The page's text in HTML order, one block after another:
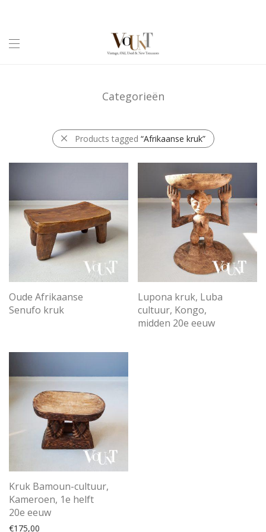
Categorieën
Products tagged “Afrikaanse kruk”
Oude Afrikaanse
Senufo kruk
Lupona kruk, Luba
cultuur, Kongo,
midden 20e eeuw
Kruk Bamoun-cultuur,
Kameroen, 1e helft
20e eeuw
€175,00